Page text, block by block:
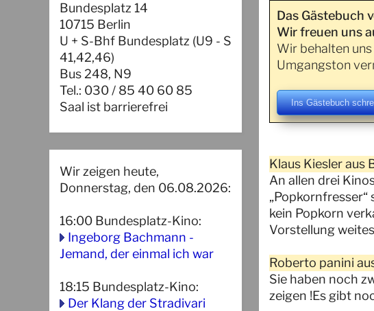
Bundesplatz 14
10715 Berlin
U + S-Bhf Bundesplatz (U9 - S
41,42,46)
Bus 248, N9
Tel.: 030 / 85 40 60 85
Saal ist barrierefrei
Wir zeigen heute,
Donnerstag, den 06.08.2026:
16:00 Bundesplatz-Kino:
Ingeborg Bachmann -
Jemand, der einmal ich war
18:15 Bundesplatz-Kino:
Der Klang der Stradivari
Das Gästebuch
Wir freuen uns
Wir behalten
Umgangston
Ins Gästebuch
Klaus Kiesler aus
An allen drei
kein Popkorn
Vorstellung
Roberto panini
Sie haben noch
zeigen !Es gibt